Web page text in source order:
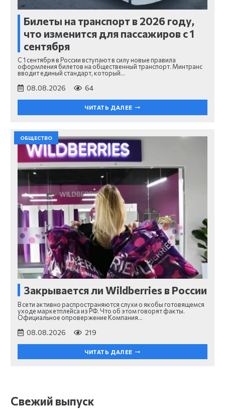
Билеты на транспорт в 2026 году,
что изменится для пассажиров с 1
сентября
С 1 сентября в России вступают в силу новые правила
оформления билетов на общественный транспорт. Минтранс
вводит единый стандарт, который…
08.08.2026 64
ЧИТАТЬ ДАЛЕЕ
ОБЩЕСТВО
Закрывается ли Wildberries в России
В сети активно распространяются слухи о якобы готовящемся
уходе маркетплейса из РФ. Что об этом говорят факты.
Официальное опровержение Компания…
08.08.2026 219
ЧИТАТЬ ДАЛЕЕ
Свежий выпуск